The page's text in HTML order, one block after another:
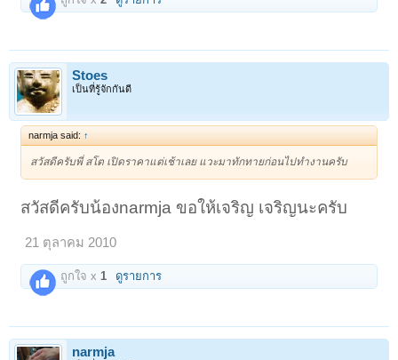
Stoes
เป็นที่รู้จักกันดี
narmja said: ↑
สวัสดีครับพี่ สโต เปิดราคาแต่เช้าเลย แวะมาทักทายก่อนไปทำงานครับ
สวัสดีครับน้องnarmja ขอให้เจริญ เจริญนะครับ
21 ตุลาคม 2010
ถูกใจ x 1 ดูรายการ
narmja